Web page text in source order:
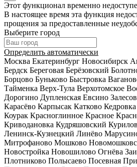
Этот функционал временно
В настоящее время эта функция
прощения за предоставленные
Выберите город
Определить автоматически
Москва Екатеринбург Новосибирск
Бердск Береговая Берёзовский
Борцово Буньково Быстровка
Тайменка Верх-Тула Верхотомское
Дорогино Дупленская Евсино
Карасёво Карпысак Катково Кедровка
Коурак Красноглинное Красное
Криводановка Кудряшовский
Ленинск-Кузнецкий Линёво
Митрофаново Мошково
Новостройка Новошилово Огнёва
Плотниково Полысаево Посевная